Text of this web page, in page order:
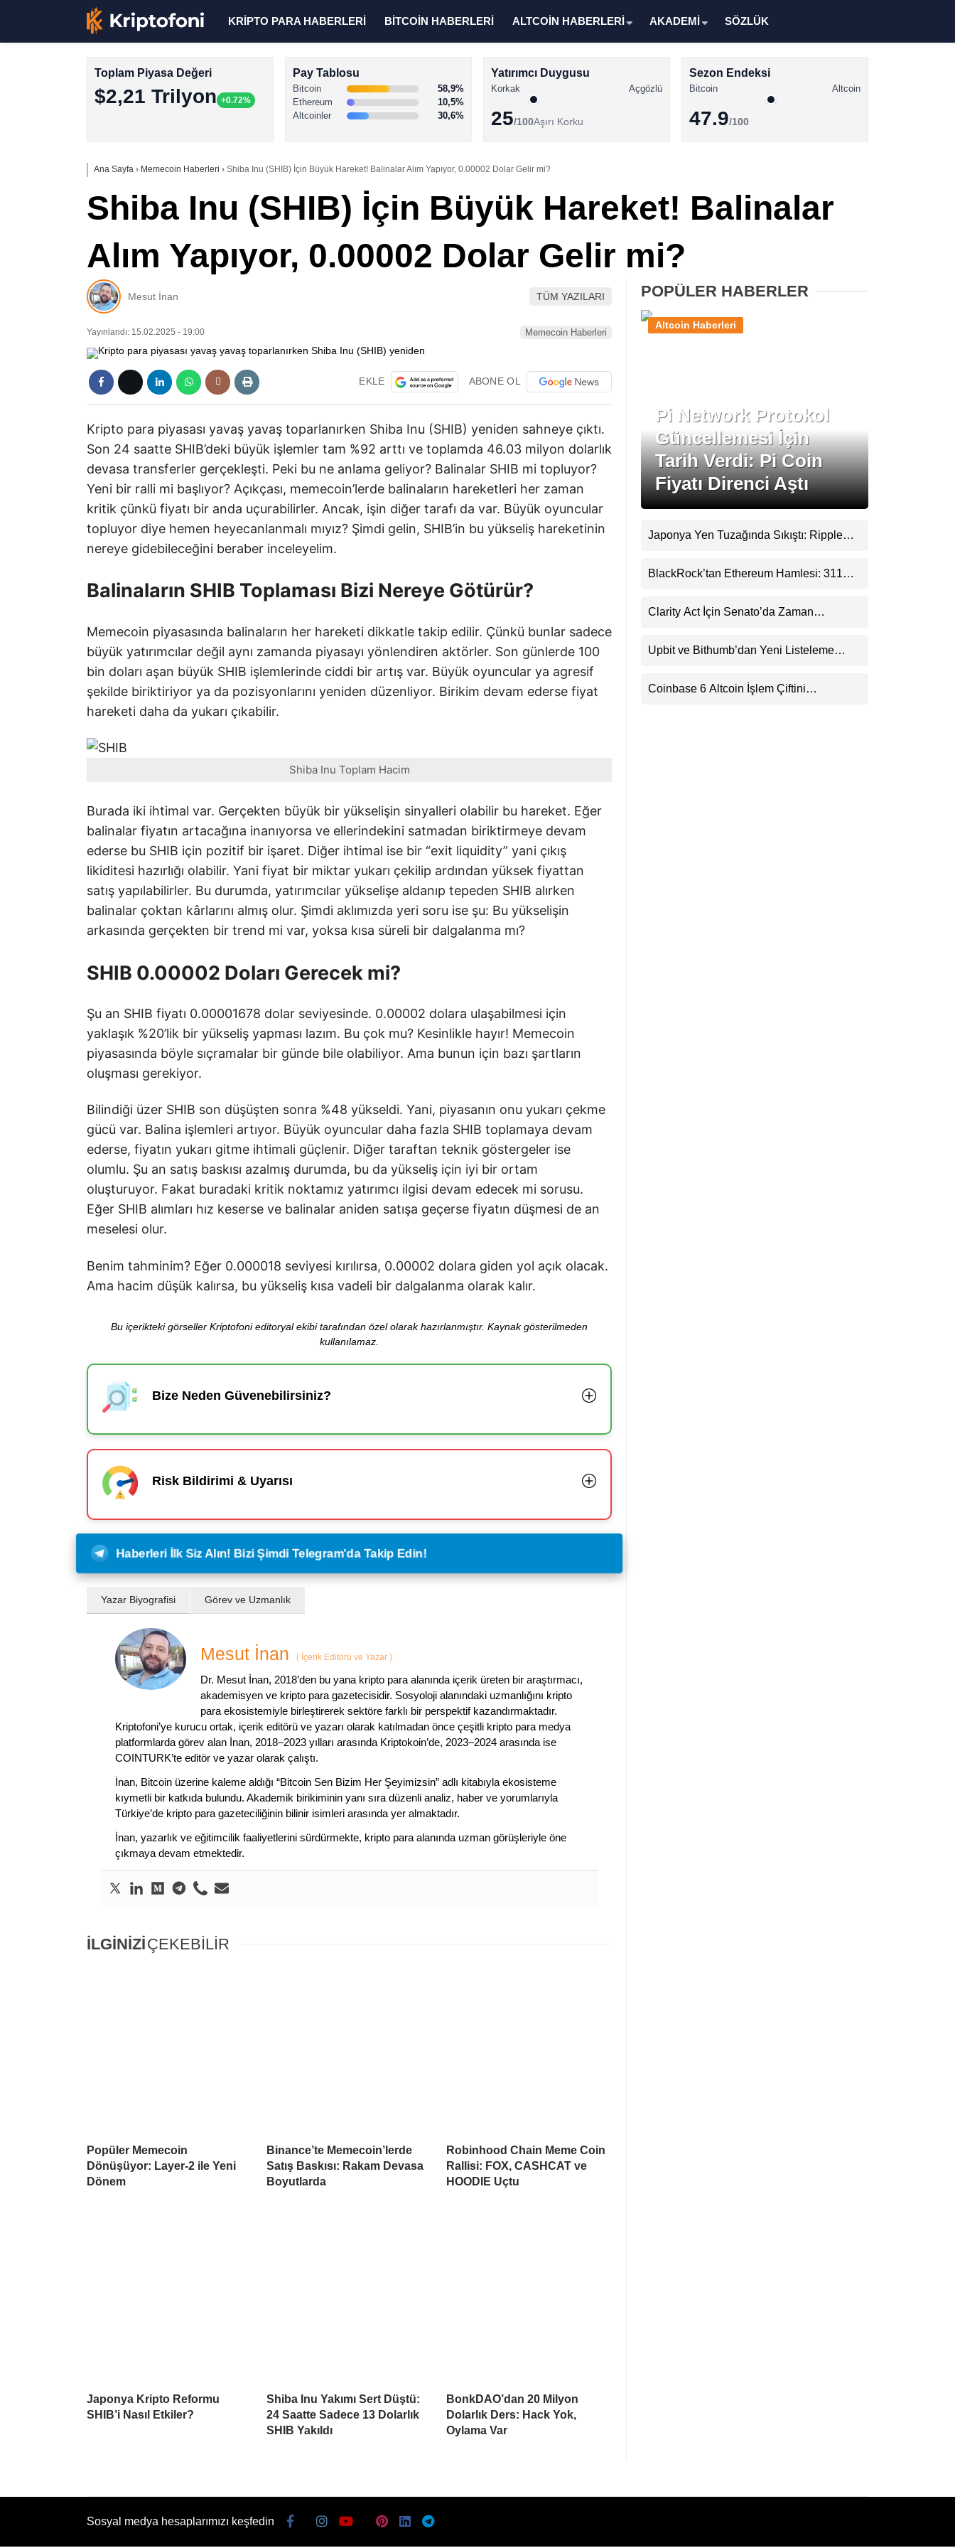
Altcoin Haberleri
XRP Haberleri
KRİPTO PARA HABERLERİ BİTCOİN HABERLERİ ALTCOİN HABERLERİ AKADEMİ SÖZLÜK
Toplam Piyasa Değeri
$2,21 Trilyon +0.72%
Pay Tablosu
Bitcoin
58,9%
Ethereum
10,5%
Altcoinler
30,6%
Yatırımcı Duygusu
Korkak Açgözlü
25/100Aşırı Korku
Sezon Endeksi
Bitcoin Altcoin
47.9/100
Ana Sayfa › Memecoin Haberleri › Shiba Inu (SHIB) İçin Büyük Hareket! Balinalar Alım Yapıyor, 0.00002 Dolar Gelir mi?
Shiba Inu (SHIB) İçin Büyük Hareket! Balinalar
Alım Yapıyor, 0.00002 Dolar Gelir mi?
Mesut İnan TÜM YAZILARI
Yayınlandı: 15.02.2025 - 19:00 Memecoin Haberleri
EKLE ABONE OL
Kripto para piyasası yavaş yavaş toparlanırken Shiba Inu (SHIB) yeniden sahneye çıktı.
Son 24 saatte SHIB’deki büyük işlemler tam %92 arttı ve toplamda 46.03 milyon dolarlık
devasa transferler gerçekleşti. Peki bu ne anlama geliyor? Balinalar SHIB mi topluyor?
Yeni bir ralli mi başlıyor? Açıkçası, memecoin’lerde balinaların hareketleri her zaman
kritik çünkü fiyatı bir anda uçurabilirler. Ancak, işin diğer tarafı da var. Büyük oyuncular
topluyor diye hemen heyecanlanmalı mıyız? Şimdi gelin, SHIB’in bu yükseliş hareketinin
nereye gidebileceğini beraber inceleyelim.
Balinaların SHIB Toplaması Bizi Nereye Götürür?
Memecoin piyasasında balinaların her hareketi dikkatle takip edilir. Çünkü bunlar sadece
büyük yatırımcılar değil aynı zamanda piyasayı yönlendiren aktörler. Son günlerde 100
bin doları aşan büyük SHIB işlemlerinde ciddi bir artış var. Büyük oyuncular ya agresif
şekilde biriktiriyor ya da pozisyonlarını yeniden düzenliyor. Birikim devam ederse fiyat
hareketi daha da yukarı çıkabilir.
Shiba Inu Toplam Hacim
Burada iki ihtimal var. Gerçekten büyük bir yükselişin sinyalleri olabilir bu hareket. Eğer
balinalar fiyatın artacağına inanıyorsa ve ellerindekini satmadan biriktirmeye devam
ederse bu SHIB için pozitif bir işaret. Diğer ihtimal ise bir “exit liquidity” yani çıkış
likiditesi hazırlığı olabilir. Yani fiyat bir miktar yukarı çekilip ardından yüksek fiyattan
satış yapılabilirler. Bu durumda, yatırımcılar yükselişe aldanıp tepeden SHIB alırken
balinalar çoktan kârlarını almış olur. Şimdi aklımızda yeri soru ise şu: Bu yükselişin
arkasında gerçekten bir trend mi var, yoksa kısa süreli bir dalgalanma mı?
SHIB 0.00002 Doları Gerecek mi?
Şu an SHIB fiyatı 0.00001678 dolar seviyesinde. 0.00002 dolara ulaşabilmesi için
yaklaşık %20’lik bir yükseliş yapması lazım. Bu çok mu? Kesinlikle hayır! Memecoin
piyasasında böyle sıçramalar bir günde bile olabiliyor. Ama bunun için bazı şartların
oluşması gerekiyor.
Bilindiği üzer SHIB son düşüşten sonra %48 yükseldi. Yani, piyasanın onu yukarı çekme
gücü var. Balina işlemleri artıyor. Büyük oyuncular daha fazla SHIB toplamaya devam
ederse, fiyatın yukarı gitme ihtimali güçlenir. Diğer taraftan teknik göstergeler ise
olumlu. Şu an satış baskısı azalmış durumda, bu da yükseliş için iyi bir ortam
oluşturuyor. Fakat buradaki kritik noktamız yatırımcı ilgisi devam edecek mi sorusu.
Eğer SHIB alımları hız keserse ve balinalar aniden satışa geçerse fiyatın düşmesi de an
meselesi olur.
Benim tahminim? Eğer 0.000018 seviyesi kırılırsa, 0.00002 dolara giden yol açık olacak.
Ama hacim düşük kalırsa, bu yükseliş kısa vadeli bir dalgalanma olarak kalır.
Bu içerikteki görseller Kriptofoni editoryal ekibi tarafından özel olarak hazırlanmıştır. Kaynak gösterilmeden
kullanılamaz.
Bize Neden Güvenebilirsiniz?
Risk Bildirimi & Uyarısı
Haberleri İlk Siz Alın! Bizi Şimdi Telegram'da Takip Edin!
Yazar Biyografisi Görev ve Uzmanlık
Mesut İnan ( İçerik Editörü ve Yazar )
Dr. Mesut İnan, 2018’den bu yana kripto para alanında içerik üreten bir araştırmacı,
akademisyen ve kripto para gazetecisidir. Sosyoloji alanındaki uzmanlığını kripto
para ekosistemiyle birleştirerek sektöre farklı bir perspektif kazandırmaktadır.
Kriptofoni’ye kurucu ortak, içerik editörü ve yazarı olarak katılmadan önce çeşitli kripto para medya
platformlarda görev alan İnan, 2018–2023 yılları arasında Kriptokoin’de, 2023–2024 arasında ise
COINTURK’te editör ve yazar olarak çalıştı.
İnan, Bitcoin üzerine kaleme aldığı “Bitcoin Sen Bizim Her Şeyimizsin” adlı kitabıyla ekosisteme
kıymetli bir katkıda bulundu. Akademik birikiminin yanı sıra düzenli analiz, haber ve yorumlarıyla
Türkiye’de kripto para gazeteciliğinin bilinir isimleri arasında yer almaktadır.
İnan, yazarlık ve eğitimcilik faaliyetlerini sürdürmekte, kripto para alanında uzman görüşleriyle öne
çıkmaya devam etmektedir.
İLGİNİZİÇEKEBİLİR
Popüler Memecoin
Dönüşüyor: Layer-2 ile Yeni
Dönem
Binance’te Memecoin’lerde
Satış Baskısı: Rakam Devasa
Boyutlarda
Robinhood Chain Meme Coin
Rallisi: FOX, CASHCAT ve
HOODIE Uçtu
Japonya Kripto Reformu
SHIB’i Nasıl Etkiler?
Shiba Inu Yakımı Sert Düştü:
24 Saatte Sadece 13 Dolarlık
SHIB Yakıldı
BonkDAO’dan 20 Milyon
Dolarlık Ders: Hack Yok,
Oylama Var
POPÜLER HABERLER
Pi Network Protokol
Güncellemesi İçin
Tarih Verdi: Pi Coin
Fiyatı Direnci Aştı
Altcoin Haberleri
Japonya Yen Tuzağında Sıkıştı: Ripple
BlackRock’tan Ethereum Hamlesi: 311
Clarity Act İçin Senato’da Zaman
Upbit ve Bithumb’dan Yeni Listeleme
Geliyor
Coinbase 6 Altcoin İşlem Çiftini
Sosyal medya hesaplarımızı keşfedin